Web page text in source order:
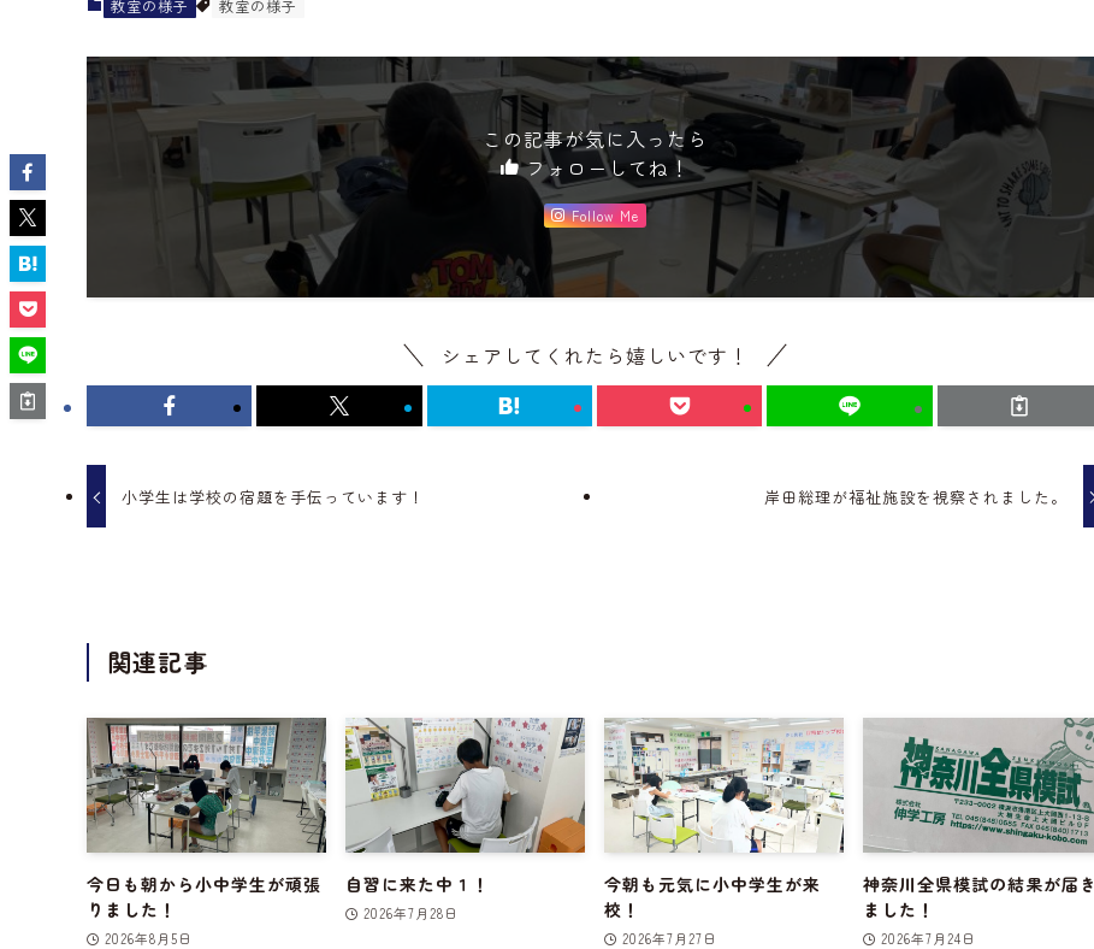
教室の様子 教室の様子
この記事が気に入ったら
フォローしてね！
Follow Me
シェアしてくれたら嬉しいです！
小学生は学校の宿題を手伝っています！ 岸田総理が福祉施設を視察されました。
関連記事
今日も朝から小中学生が頑張
りました！
2026年8月5日
自習に来た中１！
2026年7月28日
今朝も元気に小中学生が来
校！
2026年7月27日
神奈川全県模試の結果が届き
ました！
2026年7月24日